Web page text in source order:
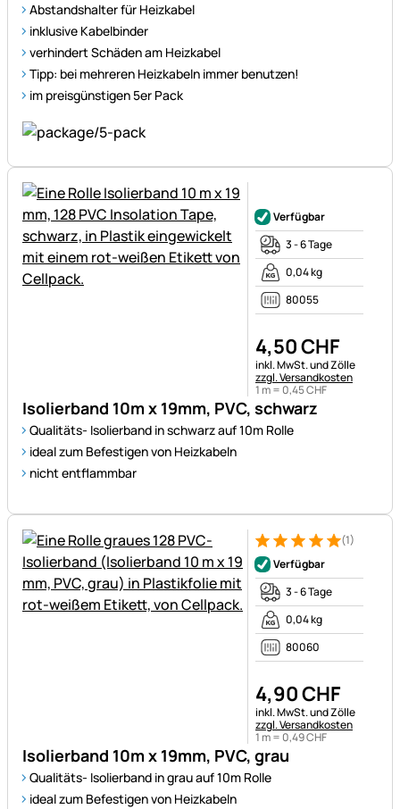
Abstandshalter für Heizkabel
inklusive Kabelbinder
verhindert Schäden am Heizkabel
Tipp: bei mehreren Heizkabeln immer benutzen!
im preisgünstigen 5er Pack
Isolierband 10m x 19mm, PVC, schwarz
Qualitäts- Isolierband in schwarz auf 10m Rolle
ideal zum Befestigen von Heizkabeln
nicht entflammbar
Verfügbar
3 - 6 Tage
0,04 kg
80055
4,50CHF
Steuerhinweis:
inkl. MwSt. und Zölle
zzgl. Versandkosten
1 m = 0,45CHF
Isolierband 10m x 19mm, PVC, grau
Qualitäts- Isolierband in grau auf 10m Rolle
ideal zum Befestigen von Heizkabeln
Bewertung: 5 von 5 (1
1 Bewertung
(1)
Verfügbar
3 - 6 Tage
0,04 kg
80060
4,90CHF
Steuerhinweis:
inkl. MwSt. und Zölle
zzgl. Versandkosten
1 m = 0,49CHF